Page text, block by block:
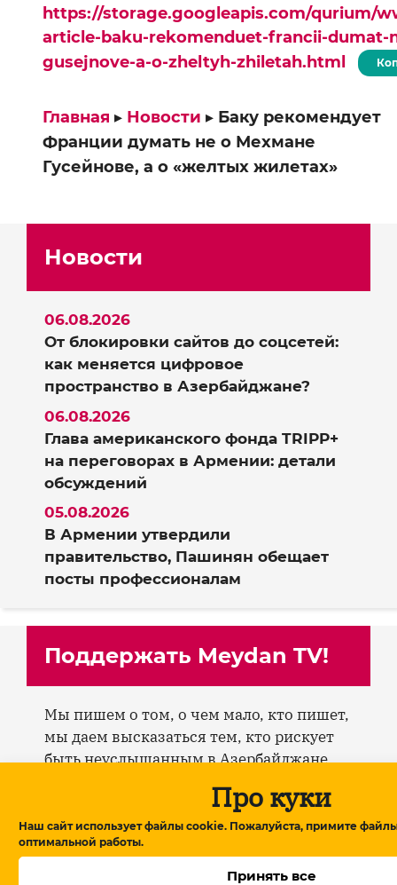
Про куки
Наш сайт использует файлы cookie. Пожалуйста, примите
оптимальной работы.
Принять все
https://storage.googleapis.com/qurium/
article-baku-rekomenduet-francii-dumat-
gusejnove-a-o-zheltyh-zhiletah.html
Главная ▸ Новости ▸ Баку рекомендует
Франции думать не о Мехмане
Гусейнове, а о «желтых жилетах»
Новости
От блокировки сайтов до соцсетей:
как меняется цифровое
пространство в Азербайджане?
06.08.2026
Глава американского фонда TRIPP+
на переговорах в Армении: детали
обсуждений
06.08.2026
В Армении утвердили
правительство, Пашинян обещает
посты профессионалам
05.08.2026
Поддержать Meydan TV!
Мы пишем о том, о чем мало, кто пишет,
мы даем высказаться тем, кто рискует
быть неуслышанным в Азербайджане,
темы. И нам нужна ваша помощь в этом
деле. Поддержите материалы Meydan TV
ежемесячными или разовыми